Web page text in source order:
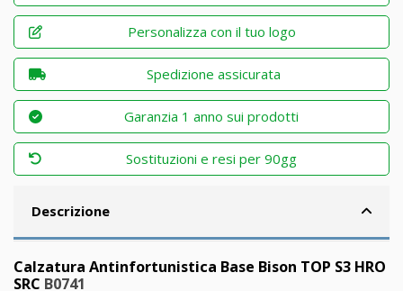
Personalizza con il tuo logo
Spedizione assicurata
Garanzia 1 anno sui prodotti
Sostituzioni e resi per 90gg
Descrizione
Calzatura Antinfortunistica Base Bison TOP S3 HRO
SRC B0741